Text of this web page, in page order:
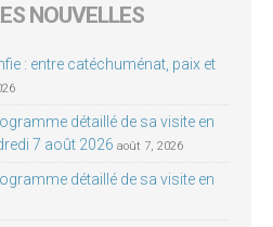
NOUVELLES
: entre catéchuménat, paix et
détaillé de sa visite en
7 août 2026 août 7, 2026
détaillé de sa visite en